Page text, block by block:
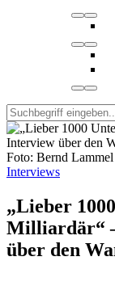
Foto: Bernd Lammel
Interviews
„Lieber
Milliardär“
über den